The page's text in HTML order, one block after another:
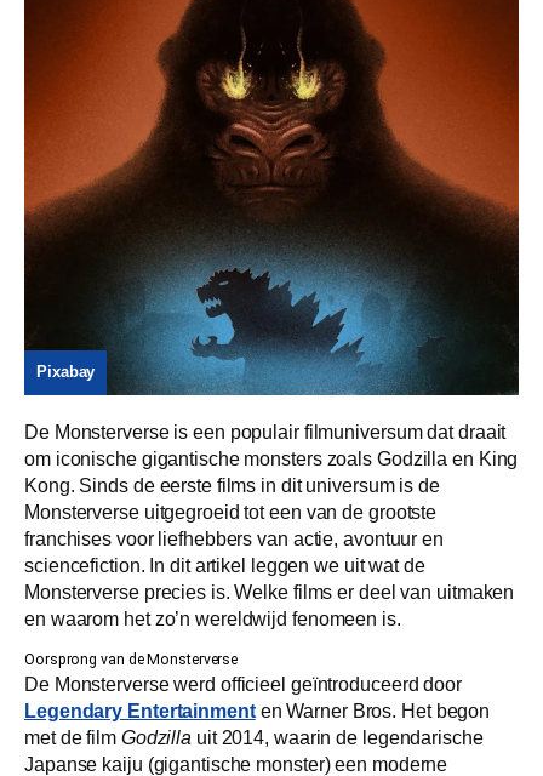
Pixabay
De Monsterverse is een populair filmuniversum dat draait
om iconische gigantische monsters zoals Godzilla en King
Kong. Sinds de eerste films in dit universum is de
Monsterverse uitgegroeid tot een van de grootste
franchises voor liefhebbers van actie, avontuur en
sciencefiction. In dit artikel leggen we uit wat de
Monsterverse precies is. Welke films er deel van uitmaken
en waarom het zo’n wereldwijd fenomeen is.
Oorsprong van de Monsterverse
De Monsterverse werd officieel geïntroduceerd door
Legendary Entertainmenten Warner Bros. Het begon
met de film Godzilla uit 2014, waarin de legendarische
Japanse kaiju (gigantische monster) een moderne